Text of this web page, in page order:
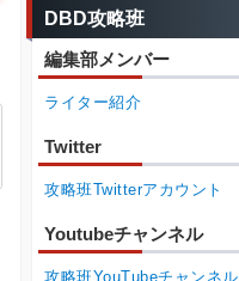
DBD攻略班
編集部メンバー
ライター紹介
Twitter
攻略班Twitterアカウント
Youtubeチャンネル
攻略班YouTubeチャンネル